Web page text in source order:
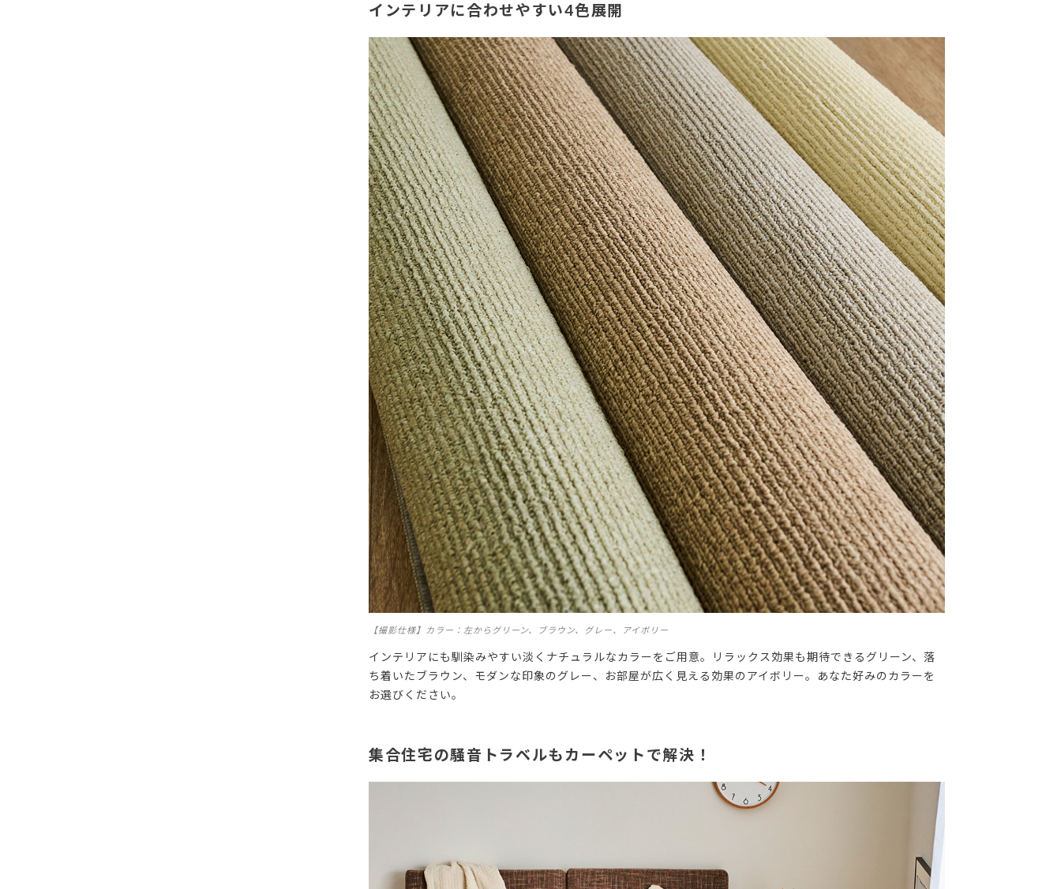
インテリアに合わせやすい4色展開
【撮影仕様】カラー：左からグリーン、ブラウン、グレー、アイボリー
インテリアにも馴染みやすい淡くナチュラルなカラーをご用意。リラックス効果も期待できるグリーン、落
ち着いたブラウン、モダンな印象のグレー、お部屋が広く見える効果のアイボリー。あなた好みのカラーを
お選びください。
集合住宅の騒音トラベルもカーペットで解決！